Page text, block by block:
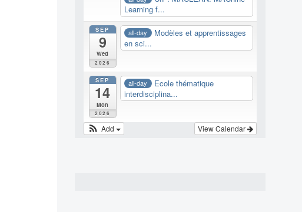
Learning f...
SEP
9
Wed
2026
all-day
Modèles et apprentissages
en sci...
SEP
14
Mon
2026
all-day
Ecole thématique
interdisciplina...
View Calendar
Add